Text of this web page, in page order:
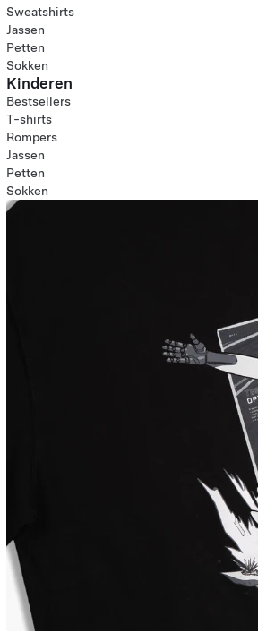
Sweatshirts
Jassen
Petten
Sokken
Kinderen
Bestsellers
T-shirts
Rompers
Jassen
Petten
Sokken